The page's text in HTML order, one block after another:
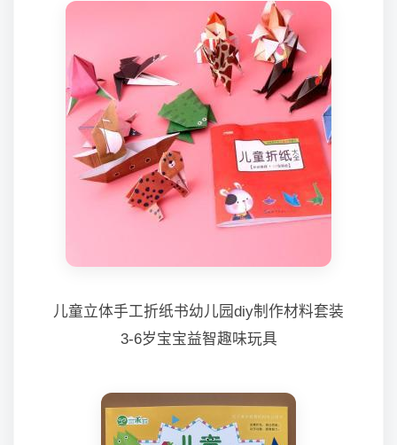
儿童立体手工折纸书幼儿园diy制作材料套装
3-6岁宝宝益智趣味玩具